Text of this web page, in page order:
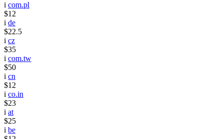
i com.pl
$12
i de
$22.5
i cz
$35
i com.tw
$50
i cn
$12
i co.in
$23
i at
$25
i be